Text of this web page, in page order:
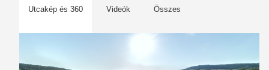
Utcakép és 360 Videók Összes